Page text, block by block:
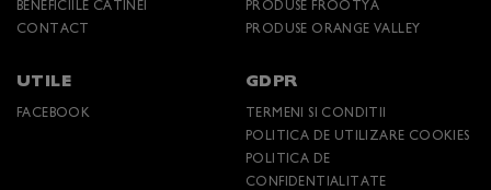
BENEFICIILE CATINEI
CONTACT
PRODUSE FROOTYA
PRODUSE ORANGE VALLEY
UTILE
FACEBOOK
GDPR
TERMENI SI CONDITII
POLITICA DE UTILIZARE COOKIES
POLITICA DE
CONFIDENTIALITATE